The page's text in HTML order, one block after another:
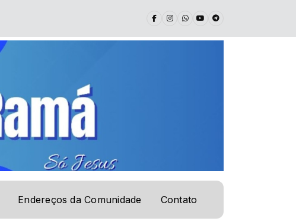
Endereços da Comunidade Contato